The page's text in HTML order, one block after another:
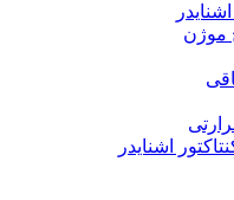
موژن
اشنایدر